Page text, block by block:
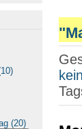
(20)